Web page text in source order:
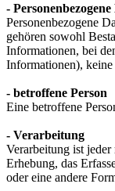
- Personenbezogene
Personenbezogene
gehören sowohl
Informationen, bei
Informationen), keine
- betroffene Person
Eine betroffene
- Verarbeitung
Verarbeitung ist
Erhebung, das
oder eine andere